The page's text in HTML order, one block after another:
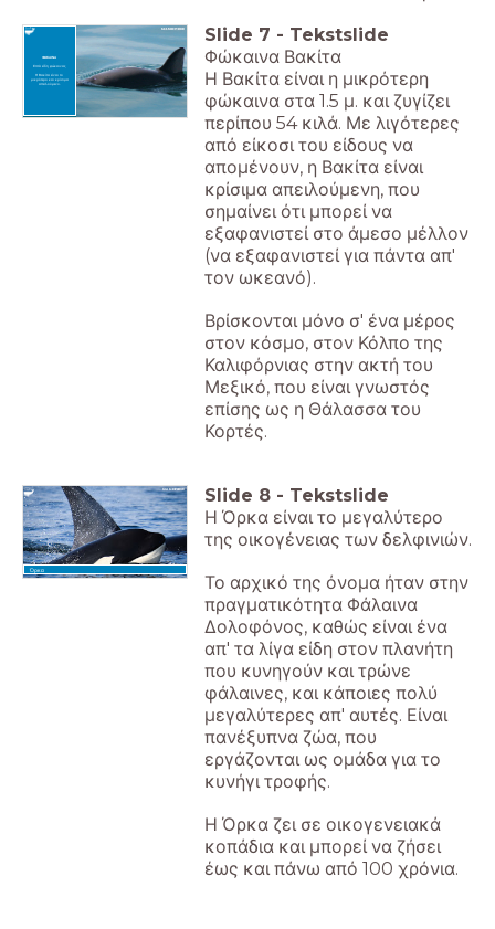
ΦΩΚΑΙΝΑ
Επτά είδη φώκαινας
Η Βακίτα είναι το
μικρότερο και κρίσιμα
απειλούμενο.
Slide 7 - Tekstslide
Φώκαινα Βακίτα
Η Βακίτα είναι η μικρότερη
φώκαινα στα 1.5 μ. και ζυγίζει
περίπου 54 κιλά. Με λιγότερες
από είκοσι του είδους να
απομένουν, η Βακίτα είναι
κρίσιμα απειλούμενη, που
σημαίνει ότι μπορεί να
εξαφανιστεί στο άμεσο μέλλον
(να εξαφανιστεί για πάντα απ'
τον ωκεανό).
Βρίσκονται μόνο σ' ένα μέρος
στον κόσμο, στον Κόλπο της
Καλιφόρνιας στην ακτή του
Μεξικό, που είναι γνωστός
επίσης ως η Θάλασσα του
Κορτές.
Όρκα
Slide 8 - Tekstslide
Η Όρκα είναι το μεγαλύτερο
της οικογένειας των δελφινιών.
Το αρχικό της όνομα ήταν στην
πραγματικότητα Φάλαινα
Δολοφόνος, καθώς είναι ένα
απ' τα λίγα είδη στον πλανήτη
που κυνηγούν και τρώνε
φάλαινες, και κάποιες πολύ
μεγαλύτερες απ' αυτές. Είναι
πανέξυπνα ζώα, που
εργάζονται ως ομάδα για το
κυνήγι τροφής.
Η Όρκα ζει σε οικογενειακά
κοπάδια και μπορεί να ζήσει
έως και πάνω από 100 χρόνια.